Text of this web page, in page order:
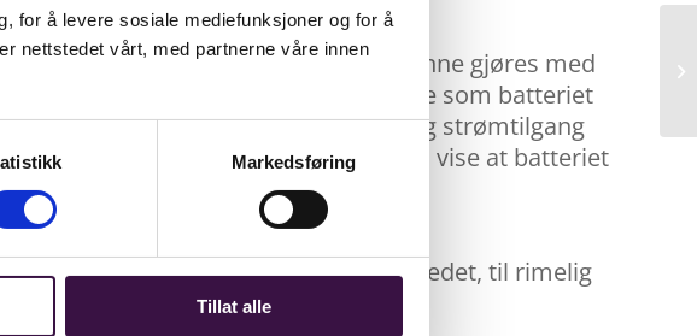
for å levere sosiale mediefunksjoner og for å
nettstedet vårt, med partnerne våre innen
Markedsføring
Tillat alle
av sluttbrukeren. Dette skal kunne gjøres med
batteriet og ikke for enkeltcellene som batteriet
et unntak for utstyr der kontinuerlig strømtilgang
Hvis produsenten klarer å vise at batteriet
modell av utstyret er satt på markedet, til rimelig
ikke hindre batteribytte.